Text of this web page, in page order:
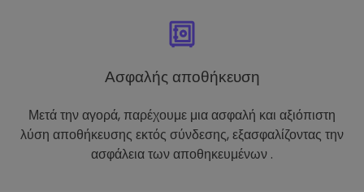
Ασφαλής αποθήκευση
Μετά την αγορά, παρέχουμε μια ασφαλή και αξιόπιστη
λύση αποθήκευσης εκτός σύνδεσης, εξασφαλίζοντας την
ασφάλεια των αποθηκευμένων .